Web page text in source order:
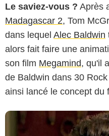
Le saviez-vous ? Après
Madagascar 2, Tom
dans lequel Alec Baldwin
alors fait faire une
son film Megamind, qu'il
de Baldwin dans 30
ainsi lancé le concept du